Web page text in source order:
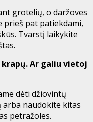
grotelių, o daržoves
prieš pat patiekdami,
Tvarstį laikykite
Ar galiu vietoj
dėti džiovintų
arba naudokite kitas
petražoles.